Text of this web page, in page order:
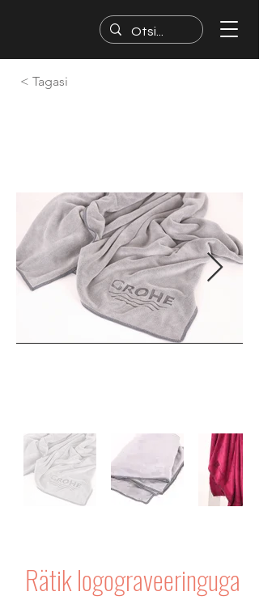
< Tagasi
Rätik logograveeringuga